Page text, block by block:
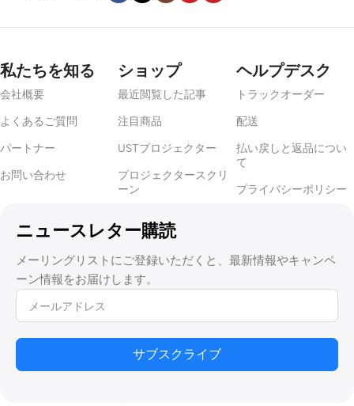
私たちを知る
会社概要
よくあるご質問
パートナー
お問い合わせ
ショップ
最近閲覧した記事
注目商品
USTプロジェクター
プロジェクタースクリ
ーン
ヘルプデスク
トラックオーダー
配送
払い戻しと返品につい
て
プライバシーポリシー
ニュースレター購読
メーリングリストにご登録いただくと、最新情報やキャンペ
ーン情報をお届けします。
サブスクライブ